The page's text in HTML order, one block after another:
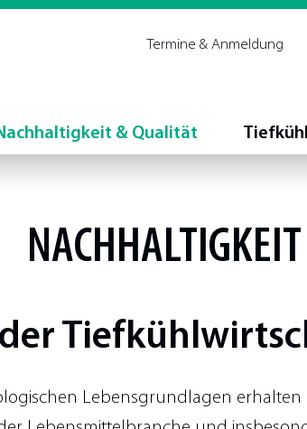
Termine & Anmeldung
& Qualität
NACHHALTIGKEIT
Lebensgrundlagen